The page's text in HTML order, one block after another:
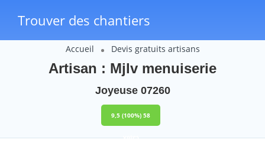
Trouver des chantiers
Accueil Devis gratuits artisans
Artisan : Mjlv menuiserie
Joyeuse 07260
9,5 (100%) 58
votes